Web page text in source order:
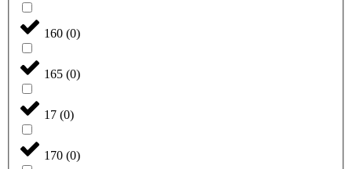
160 (0)
165 (0)
17 (0)
170 (0)